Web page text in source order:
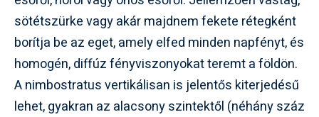
sötétszürke vagy akár majdnem fekete rétegként
borítja be az eget, amely elfed minden napfényt, és
homogén, diffúz fényviszonyokat teremt a földön.
A nimbostratus vertikálisan is jelentős kiterjedésű
lehet, gyakran az alacsony szintektől (néhány száz